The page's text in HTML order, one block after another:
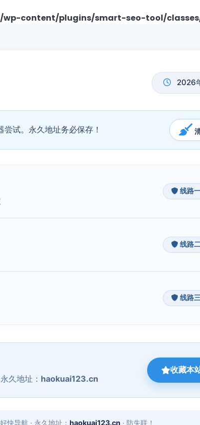
content/plugins/smart-seo-tool/